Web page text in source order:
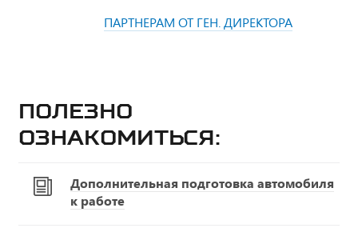
ПАРТНЕРАМ ОТ ГЕН. ДИРЕКТОРА
Полезно
ознакомиться:
Дополнительная подготовка автомобиля
к работе